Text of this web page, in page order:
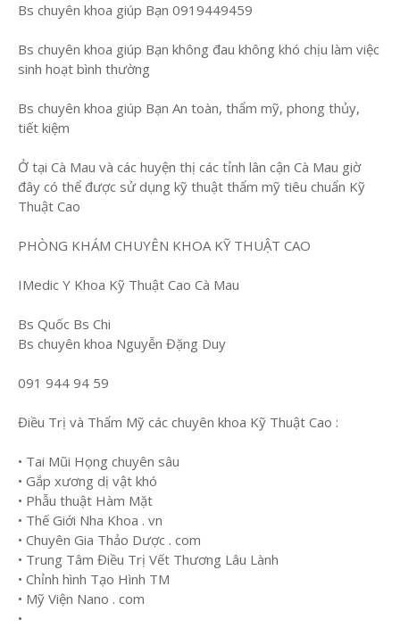
Bs chuyên khoa giúp Bạn 0919449459
Bs chuyên khoa giúp Bạn không đau không khó chịu làm việc
sinh hoạt bình thường
Bs chuyên khoa giúp Bạn An toàn, thẩm mỹ, phong thủy,
tiết kiệm
Ở tại Cà Mau và các huyện thị các tỉnh lân cận Cà Mau giờ
đây có thể được sử dụng kỹ thuật thẩm mỹ tiêu chuẩn Kỹ
Thuật Cao
PHÒNG KHÁM CHUYÊN KHOA KỸ THUẬT CAO
IMedic Y Khoa Kỹ Thuật Cao Cà Mau
Bs Quốc Bs Chi
Bs chuyên khoa Nguyễn Đặng Duy
091 944 94 59
Điều Trị và Thẩm Mỹ các chuyên khoa Kỹ Thuật Cao :
• Tai Mũi Họng chuyên sâu
• Gắp xương dị vật khó
• Phẫu thuật Hàm Mặt
• Thế Giới Nha Khoa . vn
• Chuyên Gia Thảo Dược . com
• Trung Tâm Điều Trị Vết Thương Lâu Lành
• Chỉnh hình Tạo Hình TM
• Mỹ Viện Nano . com
•